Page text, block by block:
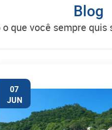
Blog
o que você sempre
07
JUN